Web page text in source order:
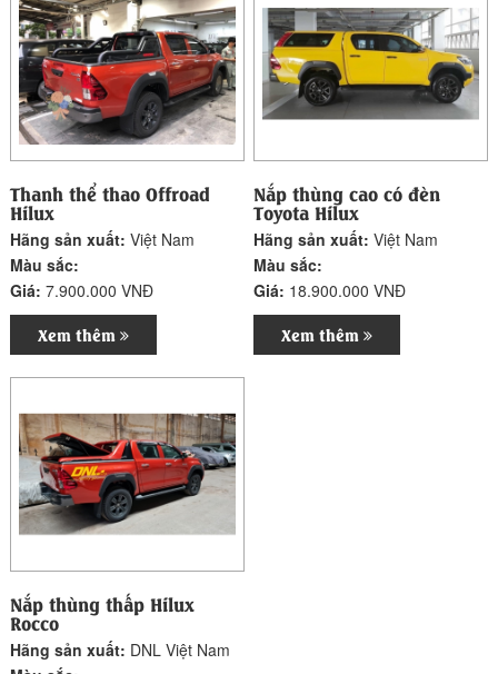
Thanh thể thao Offroad
Hilux
Hãng sản xuất:Việt Nam
Màu sắc:
Giá:7.900.000 VNĐ
Xem thêm
Nắp thùng cao có đèn
Toyota Hilux
Hãng sản xuất:Việt Nam
Màu sắc:
Giá: 18.900.000 VNĐ
Xem thêm
Nắp thùng thấp Hilux
Rocco
Hãng sản xuất: DNL Việt Nam